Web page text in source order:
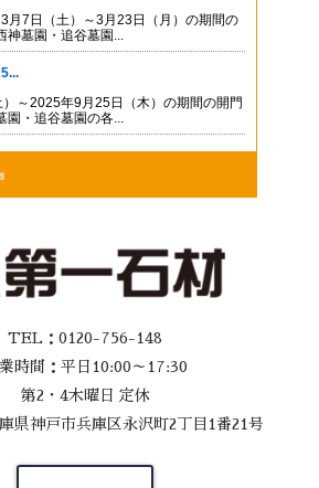
TEL：0120-756-148
時間：平日10:00～17:30
第2・4木曜日 定休
県神戸市兵庫区永沢町2丁目1番21号